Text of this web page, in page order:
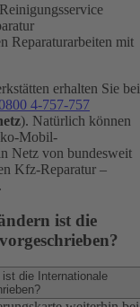
Reparaturarbeiten mit
erhalten Sie bei
4-757-757
). Natürlich können
Mobil-
Netz von bundesweit
Kfz-Reparatur –
ist die
die Internationale